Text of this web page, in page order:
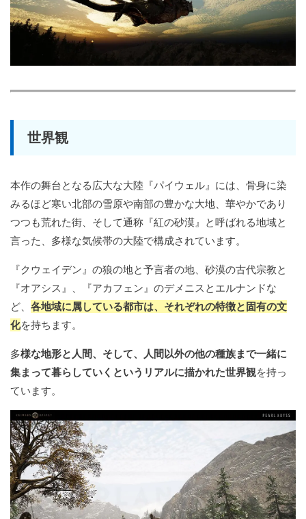
世界観
本作の舞台となる広大な大陸『パイウェル』には、骨身に染
みるほど寒い北部の雪原や南部の豊かな大地、華やかであり
つつも荒れた街、そして通称『紅の砂漠』と呼ばれる地域と
言った、多様な気候帯の大陸で構成されています。
『クウェイデン』の狼の地と予言者の地、砂漠の古代宗教と
『オアシス』、『アカフェン』のデメニスとエルナンドな
ど、 各地域に属している都市は、それぞれの特徴と固有の文
化を持ちます。
多様な地形と人間、そして、人間以外の他の種族まで一緒に
集まって暮らしていくというリアルに描かれた世界観を持っ
ています。